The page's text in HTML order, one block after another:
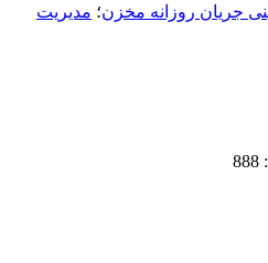
جریان روزانه مخزن؛ مدیریت